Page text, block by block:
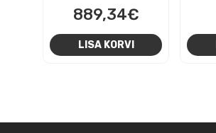
889,34€
LISA KORVI